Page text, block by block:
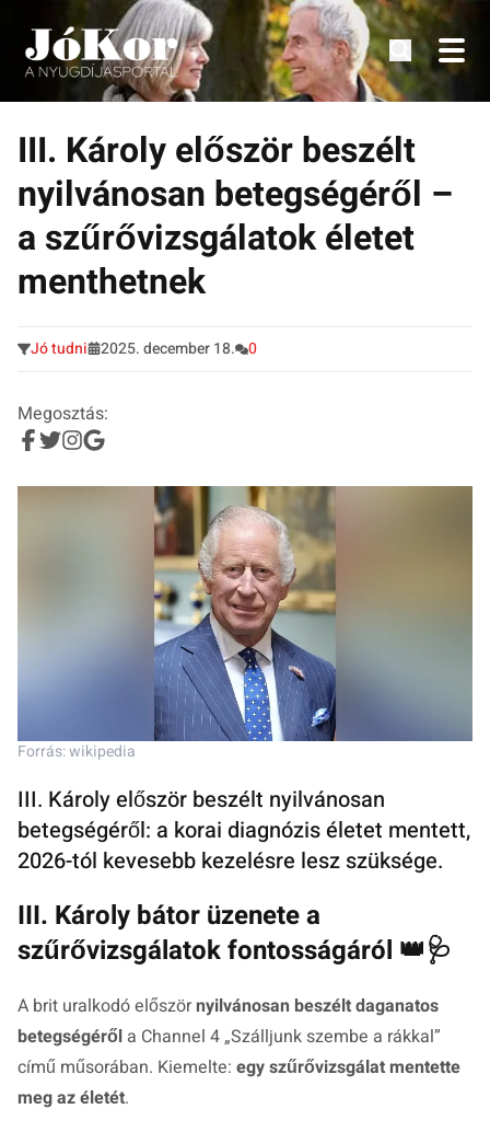
Tovább
tartalomra
Tudnivalók, érdekességek idősek számára.
III. Károly először beszélt
nyilvánosan betegségéről –
a szűrővizsgálatok életet
menthetnek
Jó tudni 2025. december 18. 0
Megosztás:
Forrás: wikipedia
III. Károly először beszélt nyilvánosan
betegségéről: a korai diagnózis életet mentett,
2026-tól kevesebb kezelésre lesz szüksége.
III. Károly bátor üzenete a
szűrővizsgálatok fontosságáról 👑🩺
A brit uralkodó előszörnyilvánosan beszélt daganatos
betegségéről a Channel 4 „Szálljunk szembe a rákkal”
című műsorában. Kiemelte: egy szűrővizsgálat mentette
meg az életét.